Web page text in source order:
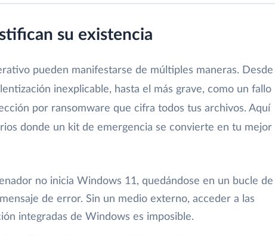
su existencia
pueden manifestarse de múltiples maneras. Desde
inexplicable, hasta el más grave, como un fallo
por ransomware que cifra todos tus archivos. Aquí
donde un kit de emergencia se convierte en tu mejor
no inicia Windows 11, quedándose en un bucle de
de error. Sin un medio externo, acceder a las
integradas de Windows es imposible.